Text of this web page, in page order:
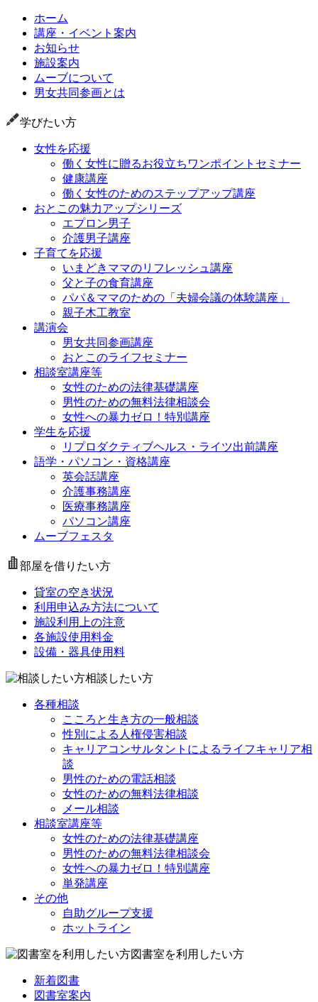
ホーム
講座・イベント案内
お知らせ
施設案内
ムーブについて
男女共同参画とは
学びたい方
女性を応援
働く女性に贈るお役立ちワンポイントセミナー
健康講座
働く女性のためのステップアップ講座
おとこの魅力アップシリーズ
エプロン男子
介護男子講座
子育てを応援
いまどきママのリフレッシュ講座
父と子の食育講座
パパ＆ママのための「夫婦会議の体験講座」
親子木工教室
講演会
男女共同参画講座
おとこのライフセミナー
相談室講座等
女性のための法律基礎講座
男性のための無料法律相談会
女性への暴力ゼロ！特別講座
学生を応援
リプロダクティブヘルス・ライツ出前講座
語学・パソコン・資格講座
英会話講座
介護事務講座
医療事務講座
パソコン講座
ムーブフェスタ
部屋を借りたい方
貸室の空き状況
利用申込み方法について
施設利用上の注意
各施設使用料金
設備・器具使用料
相談したい方
各種相談
こころと生き方の一般相談
性別による人権侵害相談
キャリアコンサルタントによるライフキャリア相
談
男性のための電話相談
女性のための無料法律相談
メール相談
相談室講座等
女性のための法律基礎講座
男性のための無料法律相談会
女性への暴力ゼロ！特別講座
単発講座
その他
自助グループ支援
ホットライン
図書室を利用したい方
新着図書
図書室案内